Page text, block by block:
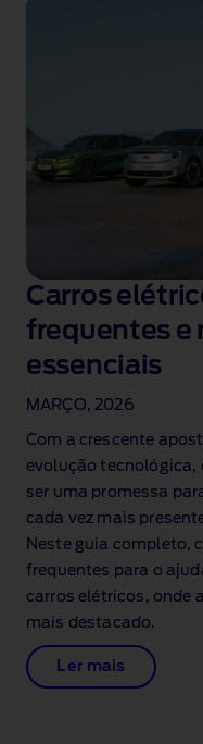
Carros
frequentes e
essenciais
MARÇO, 2026
Com a crescente
evolução tecnológica,
ser uma promessa
cada vez mais
Neste guia completo,
frequentes para o
carros elétricos, onde
mais destacado.
Ler mais